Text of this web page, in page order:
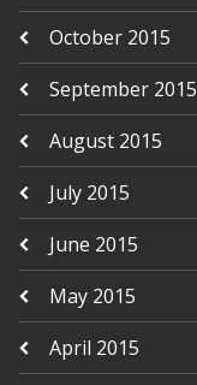
October 2015
September 2015
August 2015
July 2015
June 2015
May 2015
April 2015